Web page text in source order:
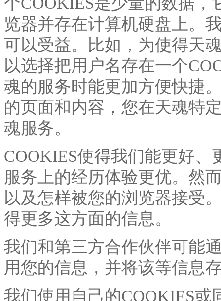
览器并存在计算机硬盘上。
可以受益。比如，为使得天
以选择把用户名存在一个
魂的服务时能更加方便快捷
的页面和内容，您在天魂特
魂服务。
COOKIES使得我们能更好
服务上的经历体验更优。然
以及怎样被您的浏览器接受
得更多这方面的信息。
我们和第三方合作伙伴可能
用您的信息，并将该等信息
我们使用自己的COOKIES或